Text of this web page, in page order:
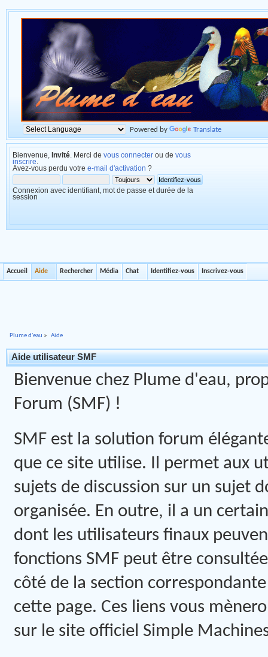
Powered by Translate
Bienvenue, Invité . Merci de vous connecter ou de vous
inscrire
Avez-vous perdu votre e-mail d'activation ?
Connexion avec identifiant, mot de passe et durée de la
session
Accueil Aide Rechercher Média Chat Identifiez-vous Inscrivez-vous
Plume d'eau » Aide
Aide utilisateur SMF
Bienvenue chez Plume d'eau,
Forum (SMF) !
SMF est la solution forum
que ce site utilise. Il permet aux
sujets de discussion sur un sujet
organisée. En outre, il a un
dont les utilisateurs finaux
fonctions SMF peut être
côté de la section
cette page. Ces liens vous
sur le site officiel Simple